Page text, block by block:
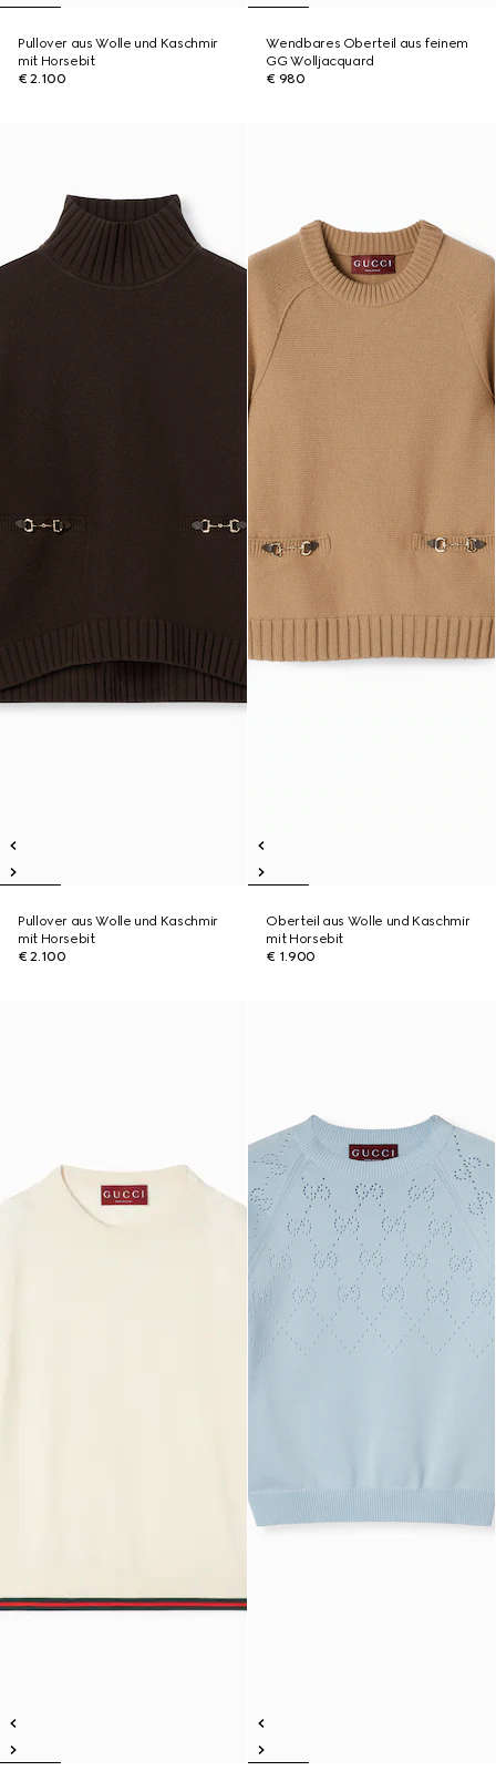
Pullover aus Wolle und Kaschmir
mit Horsebit
€ 2.100
Wendbares Oberteil aus feinem
GG Wolljacquard
€ 980
Pullover aus Wolle und Kaschmir
mit Horsebit
€ 2.100
Oberteil aus Wolle und Kaschmir
mit Horsebit
€ 1.900